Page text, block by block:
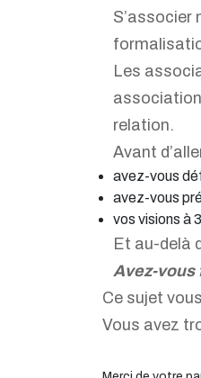
S’associer
Les
relation.
Avant
avez-vous
avez-vous
vos visions à
Et au-delà
Avez-vous
Ce sujet
Vous avez